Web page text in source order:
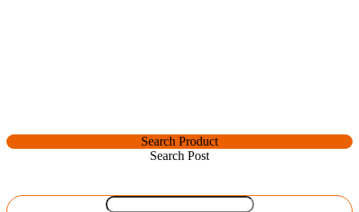
Search Product
Search Post